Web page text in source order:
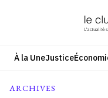
À la UneJustice
ARCHIVES